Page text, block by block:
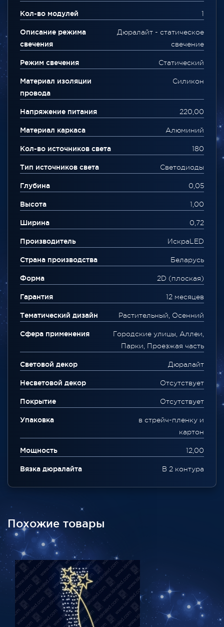
Кол-во модулей 1
Описание режима
свечения
Дюралайт - статическое
свечение
Режим свечения Статический
Материал изоляции
провода
Силикон
Напряжение питания 220,00
Материал каркаса Алюминий
Кол-во источников света 180
Тип источников света Светодиоды
Глубина 0,05
Высота 1,00
Ширина 0,72
Производитель ИскраLED
Страна производства Беларусь
Форма 2D (плоская)
Гарантия 12 месяцев
Тематический дизайн Растительный, Осенний
Сфера применения
Городские улицы, Аллеи,
Парки, Проезжая часть
Световой декор Дюралайт
Несветовой декор Отсутствует
Покрытие Отсутствует
Упаковка
в стрейч-пленку и
картон
Мощность 12,00
Вязка дюралайта В 2 контура
Похожие товары